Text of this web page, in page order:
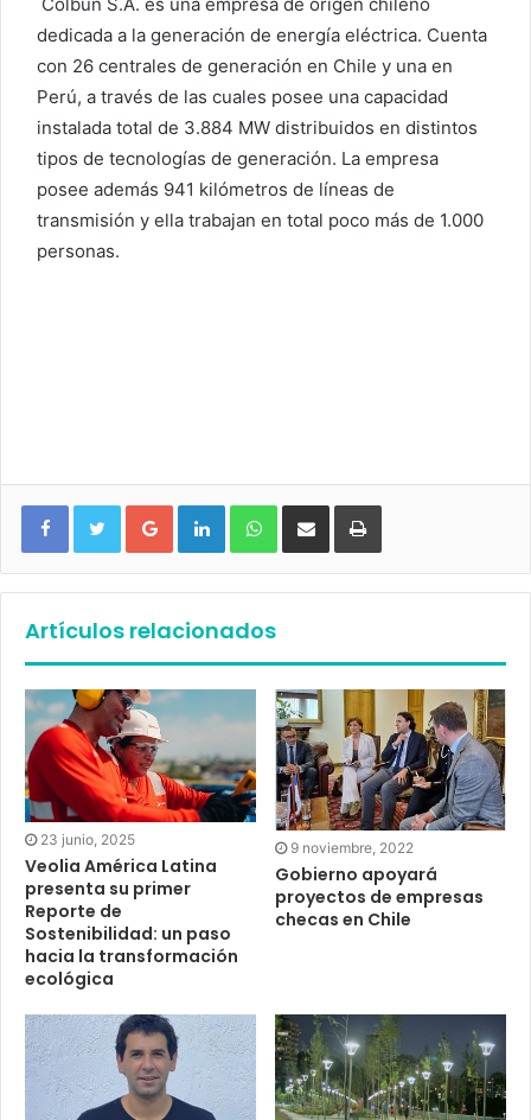
dedicada a la generación de energía eléctrica. Cuenta
con 26 centrales de generación en Chile y una en
Perú, a través de las cuales posee una capacidad
instalada total de 3.884 MW distribuidos en distintos
tipos de tecnologías de generación. La empresa
posee además 941 kilómetros de líneas de
transmisión y ella trabajan en total poco más de 1.000
personas.
Google+ LinkedIn WhatsApp
Artículos relacionados
23 junio, 2025
Veolia América Latina
presenta su primer
Reporte de
Sostenibilidad: un paso
hacia la transformación
ecológica
9 noviembre, 2022
Gobierno apoyará
proyectos de empresas
checas en Chile